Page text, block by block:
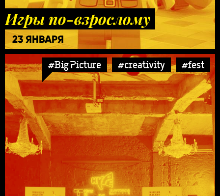
Игры по-взрослому
23 ЯНВАРЯ
#Big Picture #creativity #fest